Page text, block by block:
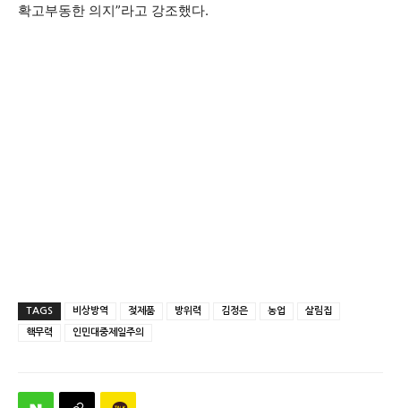
확고부동한 의지”라고 강조했다.
TAGS 비상방역 젖제품 방위력 김정은 농업 살림집
핵무력 인민대중제일주의